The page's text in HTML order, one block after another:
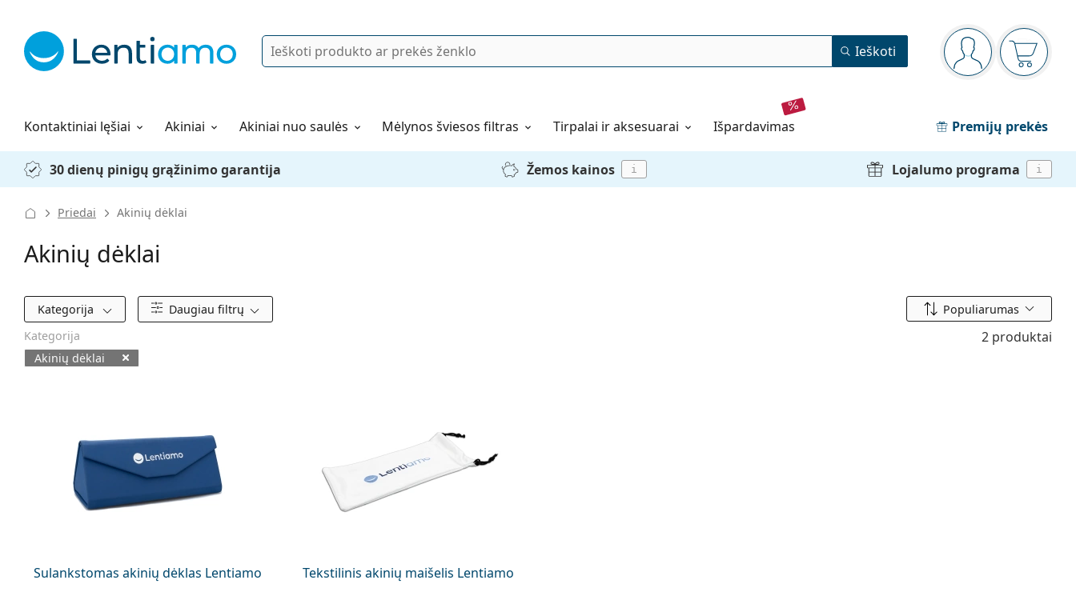
Navigacijos meniu
Jūs esatePirkinių
Ieškoti Ieškoti
Kontaktiniai lęšiai
Lęšių tirpalai Akiniai Akiniai nuo saulės Mėlynos šviesos filtras Tirpalai ir aksesuarai išpardavimas Premijų prekės
Viskas apie apsipirkimą pas mus
30 dienų pinigų grąžinimo garantija Žemos kainos i Lojalumo programa i
Priedai Akinių dėklai
Akinių dėklai
Filtrai
Kategorija Daugiau filtrų Rūšiuoti pagal
Populiarumas
Kategorija
Akinių dėklai
2 produktai
Sulankstomas akinių dėklas Lentiamo Tekstilinis akinių maišelis Lentiamo